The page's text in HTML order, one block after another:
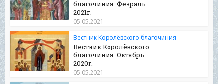
благочиния. Февраль
2021г.
05.05.2021
Вестник Королёвского благочиния
Вестник Королёвского
благочиния. Октябрь
2020г.
05.05.2021